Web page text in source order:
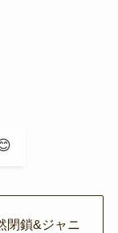
閉鎖&ジャニ